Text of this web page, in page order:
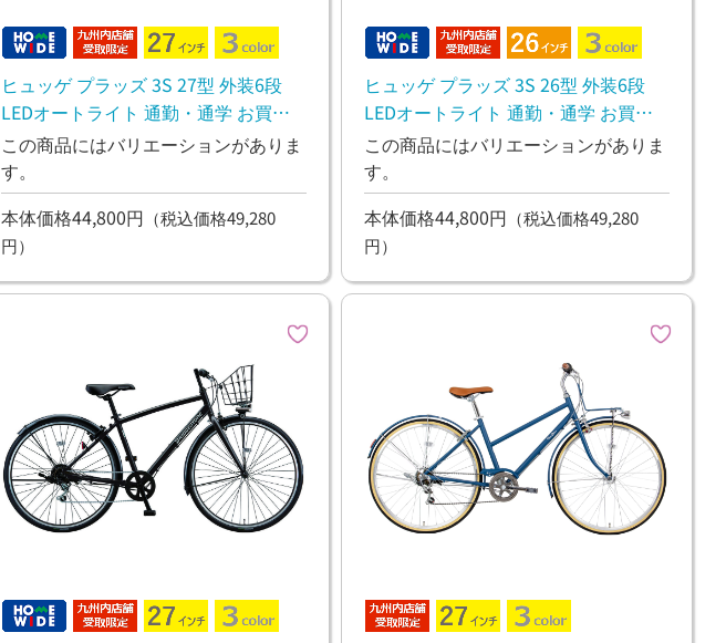
ヒュッゲ プラッズ 3S 27型 外装6段
LEDオートライト 通勤・通学 お買い
物
この商品にはバリエーションがありま
す。
本体価格44,800円 （税込価格49,280
円）
ヒュッゲ プラッズ 3S 26型 外装6段
LEDオートライト 通勤・通学 お買い
物
この商品にはバリエーションがありま
す。
本体価格44,800円 （税込価格49,280
円）